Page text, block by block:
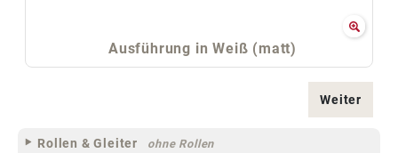
Ausführung in Weiß (matt)
Weiter
Rollen & Gleiter ohne Rollen